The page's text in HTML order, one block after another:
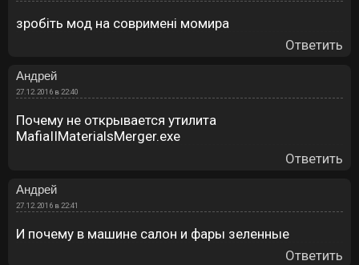
зробіть мод на совримені момира
Ответить
Андрей
27.12.2016 в 22:40
Почему не открывается утилита
MafiaIIMaterialsMerger.exe
Ответить
Андрей
27.12.2016 в 22:41
И почему в машине салон и фары зеленные
Ответить